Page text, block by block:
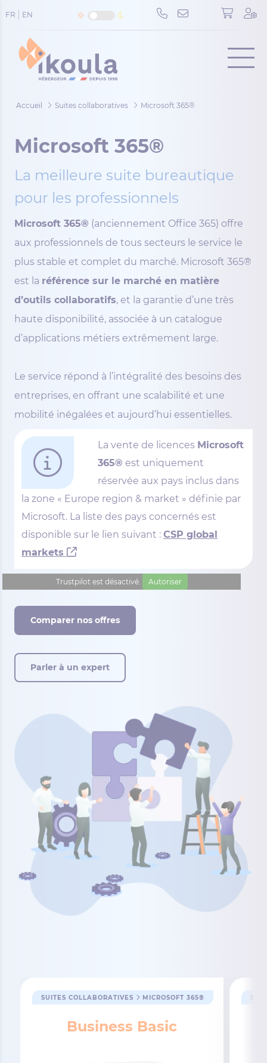
FR EN
Menu
Accueil Suites collaboratives Microsoft 365®
Microsoft 365®
La meilleure suite bureautique
pour les professionnels
Microsoft 365® (anciennement Office 365) offre
aux professionnels de tous secteurs le service le
plus stable et complet du marché. Microsoft 365®
est la référence sur le marché en matière
d’outils collaboratifs, et la garantie d’une très
haute disponibilité, associée à un catalogue
d’applications métiers extrêmement large.
Le service répond à l’intégralité des besoins des
entreprises, en offrant une scalabilité et une
mobilité inégalées et aujourd’hui essentielles.
La vente de licences Microsoft
365® est uniquement
réservée aux pays inclus dans
la zone « Europe region & market » définie par
Microsoft. La liste des pays concernés est
disponible sur le lien suivant : CSP global
markets
Trustpilot est désactivé. Autoriser
Comparer nos offres
Parler à un expert
SUITES COLLABORATIVES MICROSOFT 365®
Business Basic